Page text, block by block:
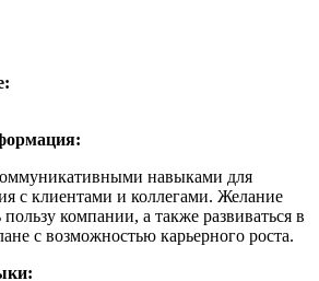
навыками для
с клиентами и коллегами. Желание
компании, а также развиваться в
с возможностью карьерного роста.